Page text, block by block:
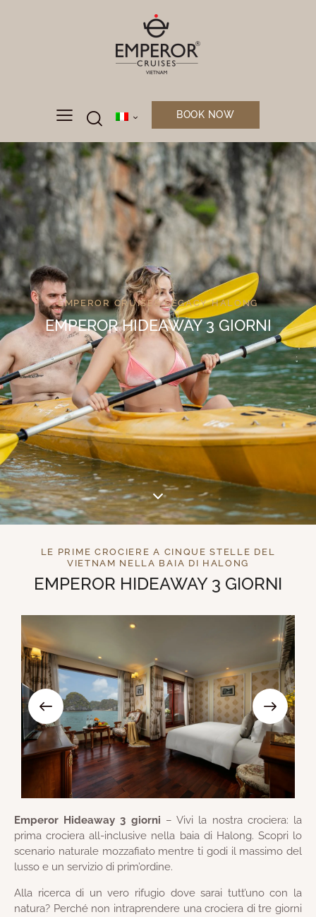
BOOK NOW
EMPEROR CRUISES LEGACY HALONG
EMPEROR HIDEAWAY 3 GIORNI
LE PRIME CROCIERE A CINQUE STELLE DEL
VIETNAM NELLA BAIA DI HALONG
EMPEROR HIDEAWAY 3 GIORNI
Emperor Hideaway 3 giorni – Vivi la nostra crociera: la
prima crociera all-inclusive nella baia di Halong. Scopri lo
scenario naturale mozzafiato mentre ti godi il massimo del
lusso e un servizio di prim’ordine.
Alla ricerca di un vero rifugio dove sarai tutt’uno con la
natura? Perché non intraprendere una crociera di tre giorni